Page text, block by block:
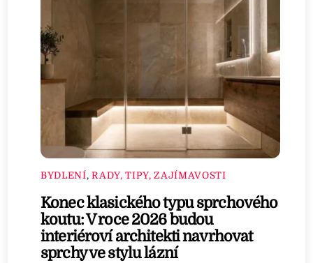
BYDLENÍ,RADY, TIPY, ZAJÍMAVOSTI
Konec klasického typu sprchového
koutu: V roce 2026 budou
interiéroví architekti navrhovat
sprchy ve stylu lázní